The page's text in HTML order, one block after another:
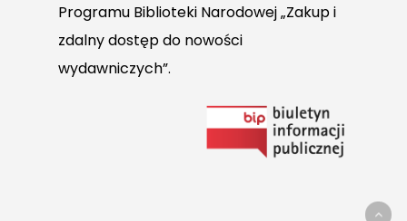
Programu Biblioteki Narodowej „Zakup i
zdalny dostęp do nowości
wydawniczych”.
do